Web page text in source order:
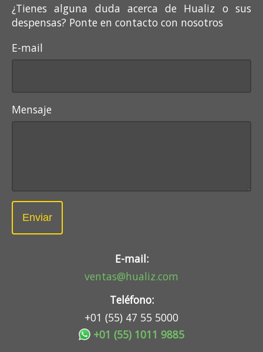
¿Tienes alguna duda acerca de Hualiz o sus
despensas? Ponte en contacto con nosotros
E-mail
Mensaje
Enviar
E-mail:
ventas@hualiz.com
Teléfono:
+01 (55) 47 55 5000
+01 (55) 1011 9885